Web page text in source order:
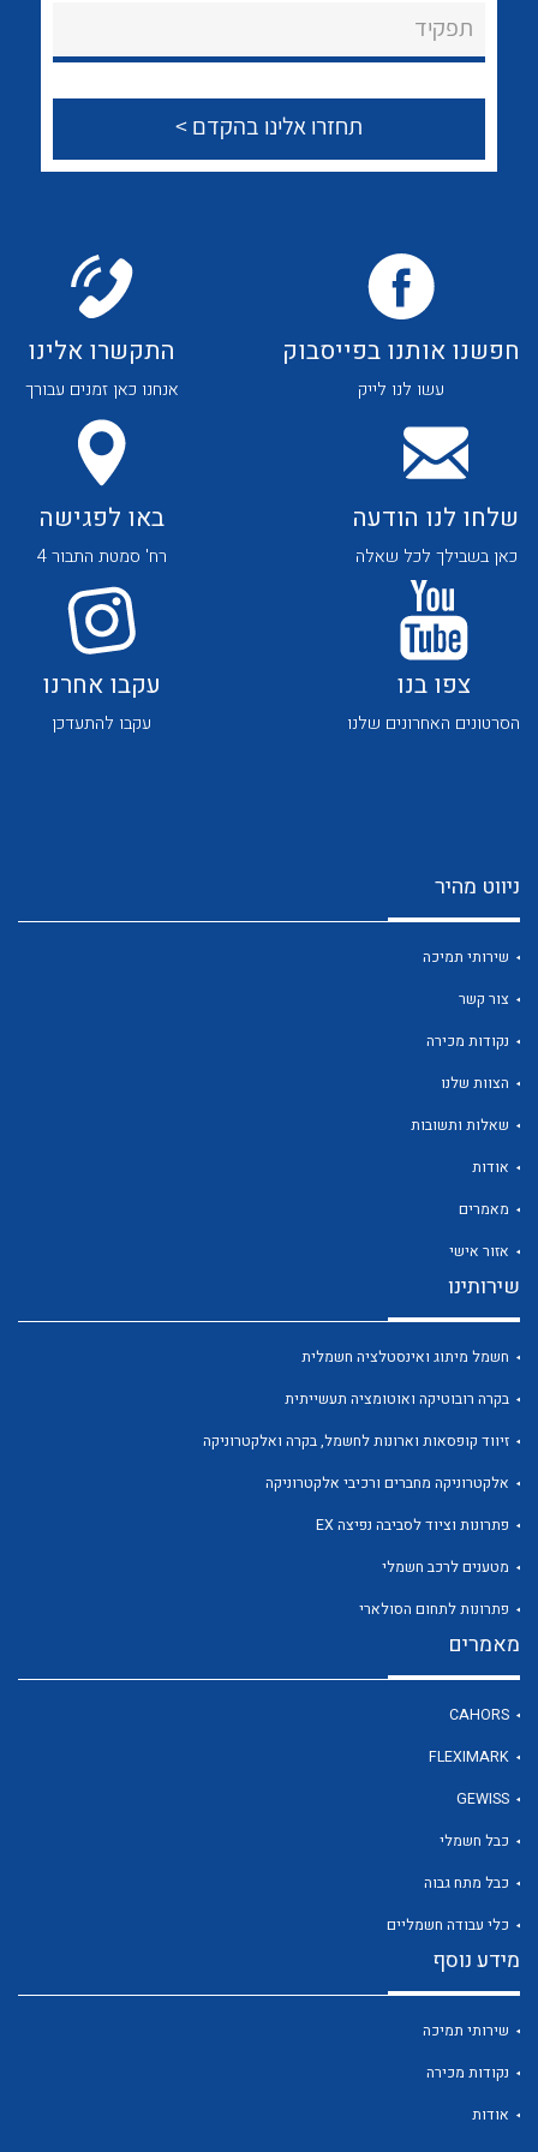
צור קשר
לכל מוצרי היצרן לכל מוצרי היצרן
לכל מוצרי היצרן
תפקיד
חפשנו אותנו בפייסבוק
עשו לנו לייק
התקשרו אלינו
אנחנו כאן זמנים עבורך
שלחו לנו הודעה
כאן בשבילך לכל שאלה
באו לפגישה
רח' סמטת התבור 4
צפו בנו
הסרטונים האחרונים שלנו
עקבו אחרנו
עקבו להתעדכן
ניווט מהיר
שירותי תמיכה
צור קשר
נקודות מכירה
הצוות שלנו
שאלות ותשובות
אודות
מאמרים
אזור אישי
שירותינו
חשמל מיתוג ואינסטלציה חשמלית
בקרה רובוטיקה ואוטומציה תעשייתית
זיווד קופסאות וארונות לחשמל, בקרה ואלקטרוניקה
אלקטרוניקה מחברים ורכיבי אלקטרוניקה
פתרונות וציוד לסביבה נפיצה EX
מטענים לרכב חשמלי
פתרונות לתחום הסולארי
מאמרים
CAHORS
FLEXIMARK
GEWISS
כבל חשמלי
כבל מתח גבוה
כלי עבודה חשמליים
מידע נוסף
שירותי תמיכה
נקודות מכירה
אודות